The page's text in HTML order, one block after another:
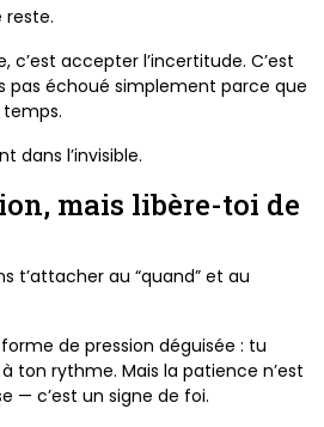
reste.
c’est accepter l’incertitude. C’est
pas échoué simplement parce que
dans l’invisible.
t’attacher au “quand” et au
de pression déguisée : tu
ton rythme. Mais la patience n’est
— c’est un signe de foi.